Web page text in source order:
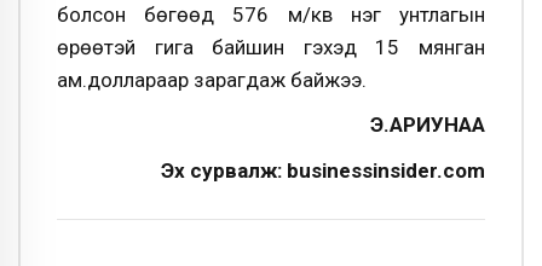
болсон бөгөөд 576 м/кв нэг унтлагын
өрөөтэй гига байшин гэхэд 15 мянган
ам.доллараар зарагдаж байжээ.
Э.АРИУНАА
Эх сурвалж: businessinsider.com